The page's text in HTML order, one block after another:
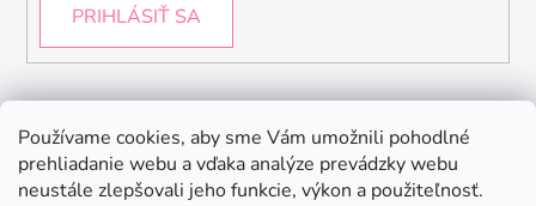
Používame cookies, aby sme Vám umožnili pohodlné
prehliadanie webu a vďaka analýze prevádzky webu
neustále zlepšovali jeho funkcie, výkon a použiteľnosť.
PRIHLÁSIŤ SA
Instagram